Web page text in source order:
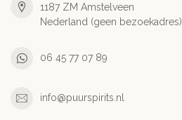
1187 ZM Amstelveen
Nederland (geen bezoekadres)
06 45 77 07 89
info@puurspirits.nl